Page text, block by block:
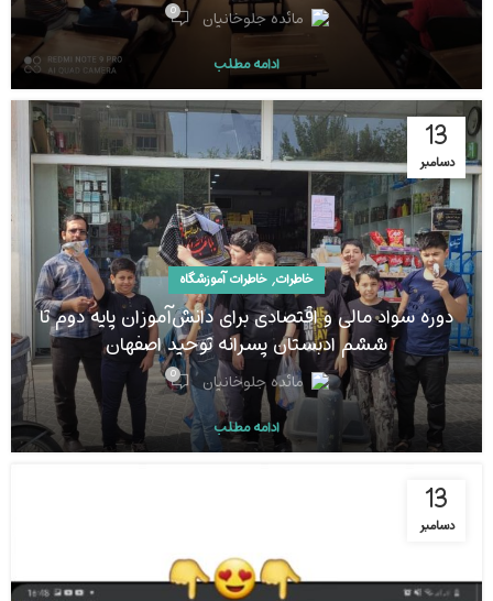
مائده جلوخانیان 0
ادامه مطلب
13
دسامبر
خاطرات, خاطرات آموزشگاه
دوره سواد مالی و اقتصادی برای دانش‌آموزان پایه دوم تا
ششم ادبستان پسرانه توحید اصفهان
مائده جلوخانیان 0
ادامه مطلب
13
دسامبر